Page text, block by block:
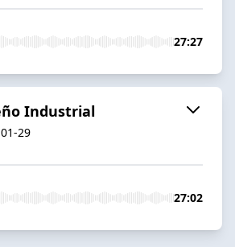
27:27
Industrial
29
27:02